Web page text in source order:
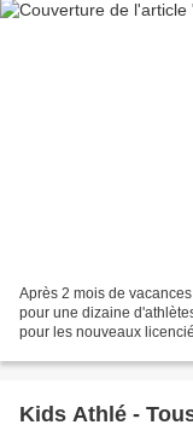
Après 2 mois de
pour une dizaine
pour les nouveaux
Kids Athlé -